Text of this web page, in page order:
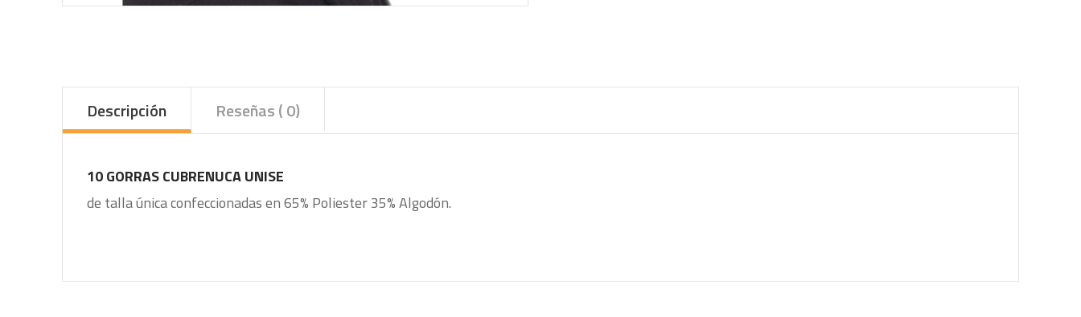
Descripción Reseñas ( 0)
10 GORRAS CUBRENUCA UNISE
de talla única confeccionadas en 65% Poliester 35% Algodón.